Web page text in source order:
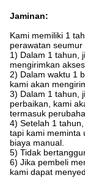
Jaminan:
Kami memiliki 1
perawatan seumur
1) Dalam 1 tahun,
mengirimkan
2) Dalam waktu 1
kami akan
3) Dalam 1 tahun,
perbaikan, kami
termasuk
4) Setelah 1
tapi kami meminta
biaya manual.
5) Tidak
6) Jika pembeli
kami dapat